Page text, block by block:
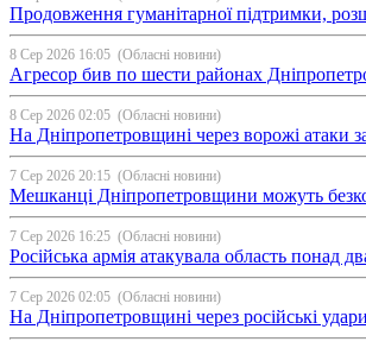
Продовження гуманітарної підтримки,
8 Сер 2026 16:05 (Обласні новини)
Агресор бив по шести районах
8 Сер 2026 02:05 (Обласні новини)
На Дніпропетровщині через ворожі атаки
7 Сер 2026 20:15 (Обласні новини)
Мешканці Дніпропетровщини можуть
7 Сер 2026 16:25 (Обласні новини)
Російська армія атакувала область понад
7 Сер 2026 02:05 (Обласні новини)
На Дніпропетровщині через російські